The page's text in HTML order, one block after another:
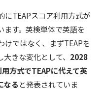
にTEAPスコア利用方式が
ます。英検単体で英語を
けではなく、まずTEAPを
きな変化として、 2028
方式でTEAPに代えて英
なる と発表されていま